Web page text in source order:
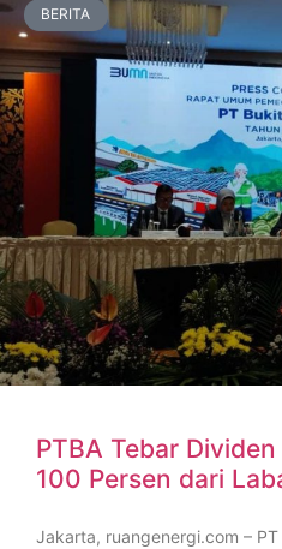
BERITA
PTBA Tebar
100 Persen dari
Jakarta, ruangenergi.com –